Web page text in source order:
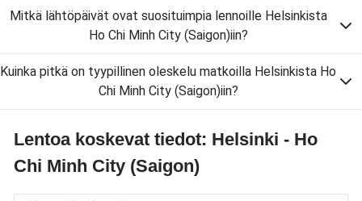
Mitkä lähtöpäivät ovat suosituimpia lennoille Helsinkista
Ho Chi Minh City (Saigon)iin?
Kuinka pitkä on tyypillinen oleskelu matkoilla Helsinkista Ho
Chi Minh City (Saigon)iin?
Lentoa koskevat tiedot: Helsinki - Ho
Chi Minh City (Saigon)